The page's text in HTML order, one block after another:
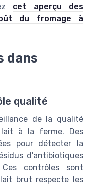
cet aperçu des
du fromage à
dans
qualité
de la qualité
à la ferme. Des
pour détecter la
d'antibiotiques
contrôles sont
brut respecte les